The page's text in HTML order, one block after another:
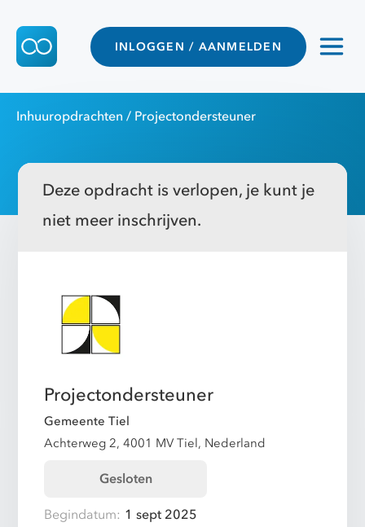
INLOGGEN / AANMELDEN
Inhuuropdrachten / Projectondersteuner
Deze opdracht is verlopen, je kunt je
niet meer inschrijven.
Projectondersteuner
Gemeente Tiel
Achterweg 2, 4001 MV Tiel, Nederland
Gesloten
Begindatum: 1 sept 2025